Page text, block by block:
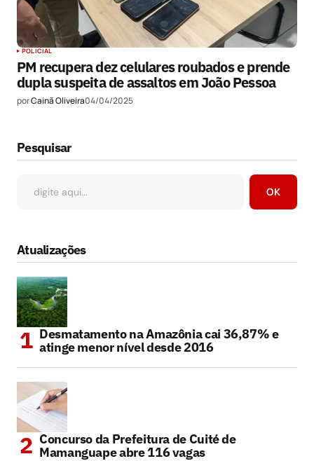
POLICIAL
PM recupera dez celulares roubados e prende
dupla suspeita de assaltos em João Pessoa
porCainã Oliveira04/04/2025
Pesquisar
OK
Atualizações
Desmatamento na Amazônia cai 36,87% e
atinge menor nível desde 2016
Concurso da Prefeitura de Cuité de
Mamanguape abre 116 vagas